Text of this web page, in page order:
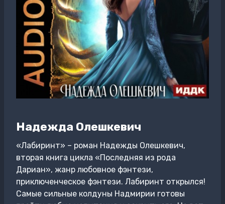
Надежда Олешкевич
«Лабиринт» – роман Надежды Олешкевич,
вторая книга цикла «Последняя из рода
Дариан», жанр любовное фэнтези,
приключенческое фэнтези. Лабиринт открылся!
Самые сильные колдуны Надмирии готовы